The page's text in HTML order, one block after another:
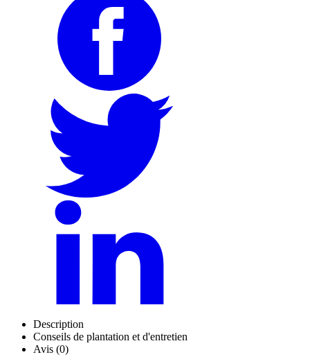
Description
Conseils de plantation et d'entretien
Avis (0)